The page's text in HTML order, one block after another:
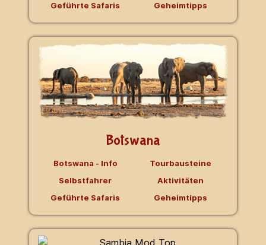
Geführte Safaris
Geheimtipps
Botswana
Botswana - Info
Selbstfahrer
Geführte Safaris
Tourbausteine
Aktivitäten
Geheimtipps